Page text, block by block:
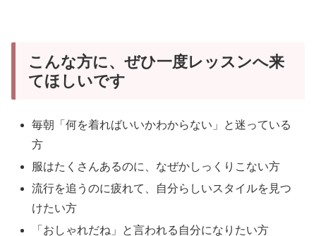
こんな方に、ぜひ一度レッスンへ来
てほしいです
毎朝「何を着ればいいかわからない」と迷っている
方
服はたくさんあるのに、なぜかしっくりこない方
流行を追うのに疲れて、自分らしいスタイルを見つ
けたい方
「おしゃれだね」と言われる自分になりたい方